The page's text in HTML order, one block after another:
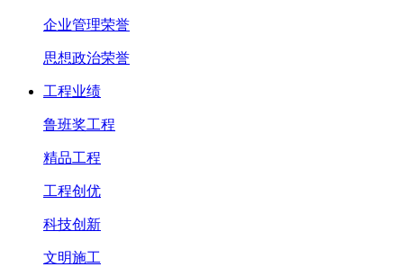
企业管理荣誉
思想政治荣誉
工程业绩
鲁班奖工程
精品工程
工程创优
科技创新
文明施工